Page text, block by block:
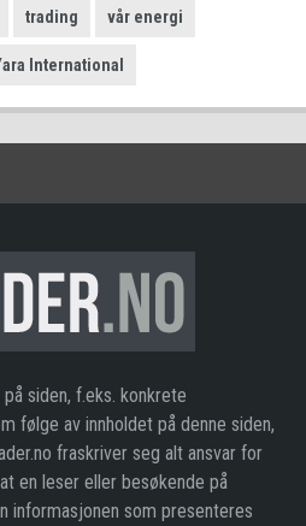
trading vår energi
International
siden, f.eks. konkrete
følge av innholdet på denne siden,
fraskriver seg alt ansvar for
en leser eller besøkende på
informasjonen som presenteres